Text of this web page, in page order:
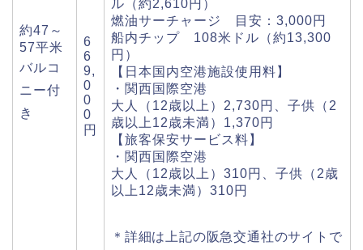
約47～
57平米
バルコ
ニー付
き
6
6
9,
0
0
0
円
ル（約2,610円）
燃油サーチャージ 目安：3,000円
船内チップ 108米ドル（約13,300
円）
【日本国内空港施設使用料】
・関西国際空港
大人（12歳以上）2,730円、子供（2
歳以上12歳未満）1,370円
【旅客保安サービス料】
・関西国際空港
大人（12歳以上）310円、子供（2歳
以上12歳未満）310円
＊詳細は上記の阪急交通社のサイトで